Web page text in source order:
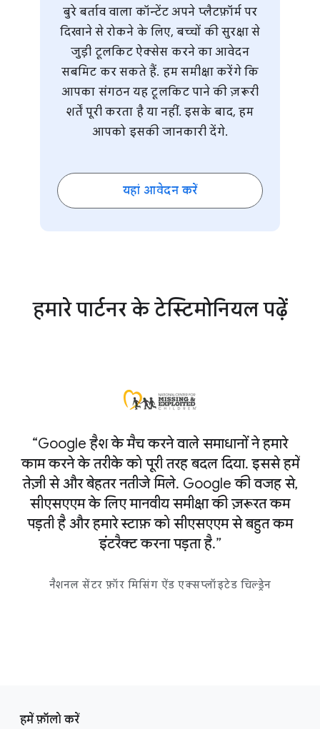
बुरे बर्ताव वाला कॉन्टेंट अपने प्लैटफ़ॉर्म पर
दिखाने से रोकने के लिए, बच्चों की सुरक्षा से
जुड़ी टूलकिट ऐक्सेस करने का आवेदन
सबमिट कर सकते हैं. हम समीक्षा करेंगे कि
आपका संगठन यह टूलकिट पाने की ज़रूरी
शर्तें पूरी करता है या नहीं. इसके बाद, हम
आपको इसकी जानकारी देंगे.
यहां आवेदन करें
हमारे पार्टनर के टेस्टिमोनियल पढ़ें
“Google हैश के मैच करने वाले समाधानों ने हमारे
काम करने के तरीके को पूरी तरह बदल दिया. इससे हमें
तेज़ी से और बेहतर नतीजे मिले. Google की वजह से,
सीएसएएम के लिए मानवीय समीक्षा की ज़रूरत कम
पड़ती है और हमारे स्टाफ़ को सीएसएएम से बहुत कम
इंटरैक्ट करना पड़ता है.”
नैशनल सेंटर फ़ॉर मिसिंग ऐंड एक्सप्लॉइटेड चिल्ड्रेन
हमें फ़ॉलो करें